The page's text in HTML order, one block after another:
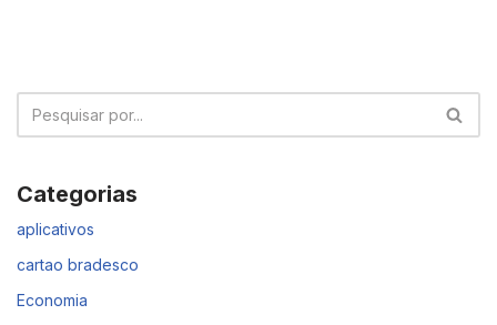
Categorias
aplicativos
cartao bradesco
Economia